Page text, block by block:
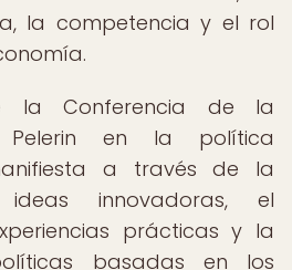
la competencia y el rol
la Conferencia de la
Pelerin en la política
a través de la
innovadoras, el
prácticas y la
basadas en los